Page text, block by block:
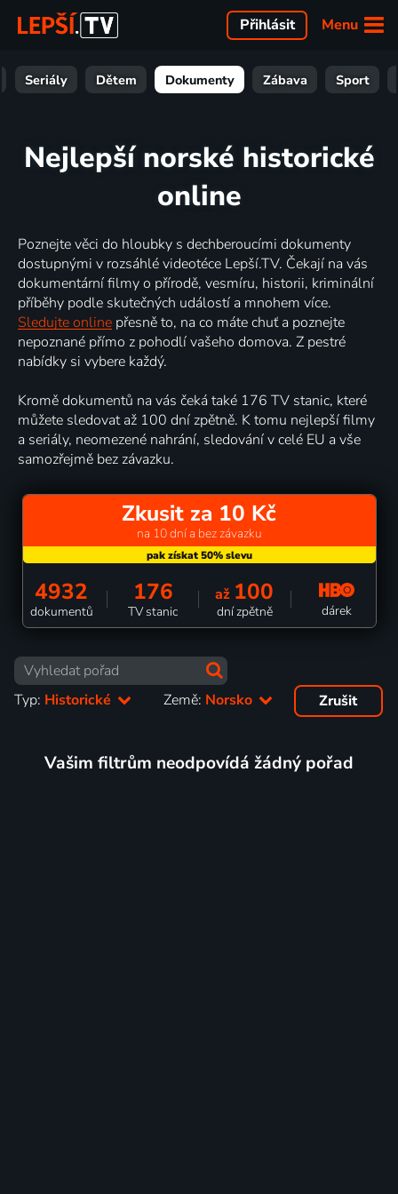
Menu
Přihlásit
Seriály Dětem Dokumenty Zábava Sport
Nejlepší norské historické
online
Poznejte věci do hloubky s dechberoucími dokumenty
dostupnými v rozsáhlé videotéce Lepší.TV. Čekají na vás
dokumentární filmy o přírodě, vesmíru, historii, kriminální
příběhy podle skutečných událostí a mnohem více.
Sledujte online přesně to, na co máte chuť a poznejte
nepoznané přímo z pohodlí vašeho domova. Z pestré
nabídky si vybere každý.
Kromě dokumentů na vás čeká také 176 TV stanic, které
můžete sledovat až 100 dní zpětně. K tomu nejlepší filmy
a seriály, neomezené nahrání, sledování v celé EU a vše
samozřejmě bez závazku.
Zkusit za 10 Kč
na 10 dní a bez závazku
4932
dokumentů
176
TV stanic
až 100
dní zpětně dárek
Typ: Historické Země: Norsko Zrušit
Vašim filtrům neodpovídá žádný pořad